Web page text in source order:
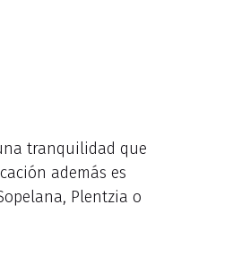
tranquilidad que
además es
Plentzia o